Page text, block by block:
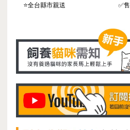
⭐️全台縣市親送 ✅